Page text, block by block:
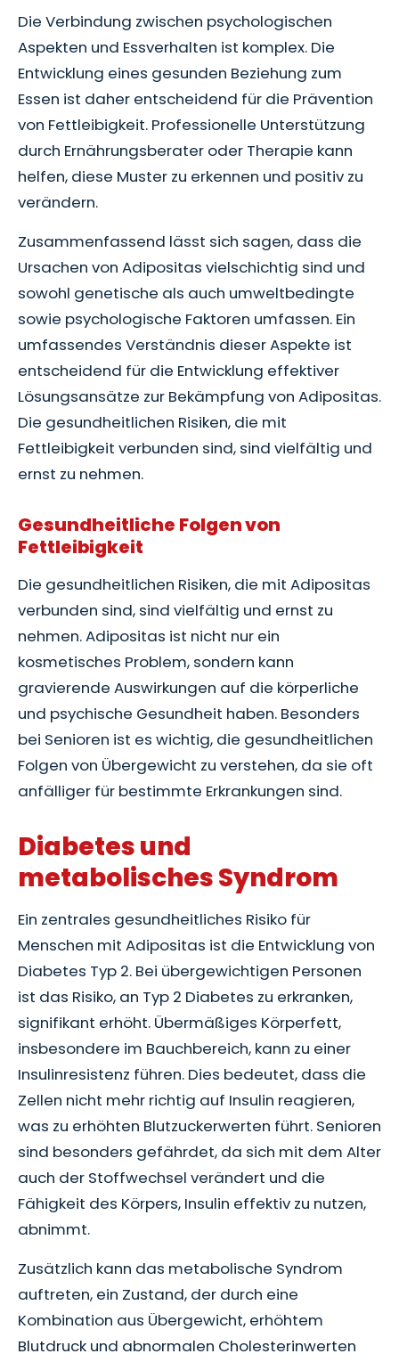
Die Verbindung zwischen psychologischen
Aspekten und Essverhalten ist komplex. Die
Entwicklung eines gesunden Beziehung zum
Essen ist daher entscheidend für die Prävention
von Fettleibigkeit. Professionelle Unterstützung
durch Ernährungsberater oder Therapie kann
helfen, diese Muster zu erkennen und positiv zu
verändern.
Zusammenfassend lässt sich sagen, dass die
Ursachen von Adipositas vielschichtig sind und
sowohl genetische als auch umweltbedingte
sowie psychologische Faktoren umfassen. Ein
umfassendes Verständnis dieser Aspekte ist
entscheidend für die Entwicklung effektiver
Lösungsansätze zur Bekämpfung von Adipositas.
Die gesundheitlichen Risiken, die mit
Fettleibigkeit verbunden sind, sind vielfältig und
ernst zu nehmen.
Gesundheitliche Folgen von
Fettleibigkeit
Die gesundheitlichen Risiken, die mit Adipositas
verbunden sind, sind vielfältig und ernst zu
nehmen. Adipositas ist nicht nur ein
kosmetisches Problem, sondern kann
gravierende Auswirkungen auf die körperliche
und psychische Gesundheit haben. Besonders
bei Senioren ist es wichtig, die gesundheitlichen
Folgen von Übergewicht zu verstehen, da sie oft
anfälliger für bestimmte Erkrankungen sind.
Diabetes und
metabolisches Syndrom
Ein zentrales gesundheitliches Risiko für
Menschen mit Adipositas ist die Entwicklung von
Diabetes Typ 2. Bei übergewichtigen Personen
ist das Risiko, an Typ 2 Diabetes zu erkranken,
signifikant erhöht. Übermäßiges Körperfett,
insbesondere im Bauchbereich, kann zu einer
Insulinresistenz führen. Dies bedeutet, dass die
Zellen nicht mehr richtig auf Insulin reagieren,
was zu erhöhten Blutzuckerwerten führt. Senioren
sind besonders gefährdet, da sich mit dem Alter
auch der Stoffwechsel verändert und die
Fähigkeit des Körpers, Insulin effektiv zu nutzen,
abnimmt.
Zusätzlich kann das metabolische Syndrom
auftreten, ein Zustand, der durch eine
Kombination aus Übergewicht, erhöhtem
Blutdruck und abnormalen Cholesterinwerten